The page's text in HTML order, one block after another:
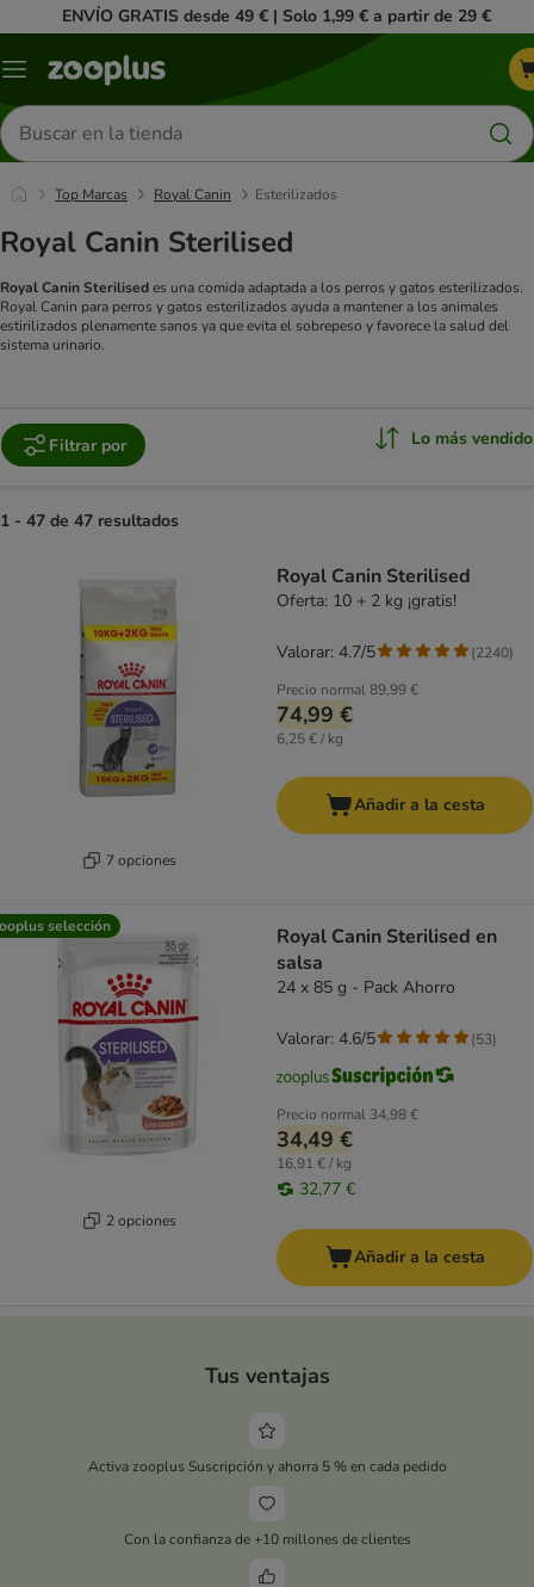
ENVÍO GRATIS desde 49 € | Solo 1,99 € a partir de 29 €
Menú
Buscar
productos
Top Marcas Royal Canin Esterilizados
Royal Canin Sterilised
Royal Canin Sterilisedes una comida adaptada a los perros y gatos esterilizados.
Royal Canin para perros y gatos esterilizados ayuda a mantener a los animales
estirilizados plenamente sanos ya que evita el sobrepeso y favorece la salud del
sistema urinario.
Filtrar por Lo más vendido
1 - 47 de 47 resultados
7 opciones
Royal Canin Sterilised
Oferta: 10 + 2 kg ¡gratis!
Precio normal89,99 €
74,99 €
6,25 € / kg
Valorar: 4.7/5 (2240)
Añadir a la cesta
selección
2 opciones
Royal Canin Sterilised en
salsa
24 x 85 g - Pack Ahorro
Precio normal 34,98 €
34,49 €
16,91 € / kg
32,77 €
Valorar: 4.6/5 (53)
Añadir a la cesta
Tus ventajas
Activa zooplus Suscripción y ahorra 5 % en cada pedido
Con la confianza de +10 millones de clientes